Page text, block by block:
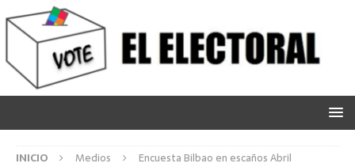
INICIO Medios Encuesta Bilbao en escaños Abril